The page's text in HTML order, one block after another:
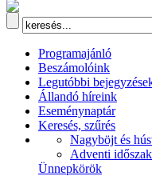
Programajánló
Beszámolóink
Legutóbbi
Állandó híreink
Eseménynaptár
Keresés, szűrés
Nagyböjt és
Adventi időszak
Ünnepkörök